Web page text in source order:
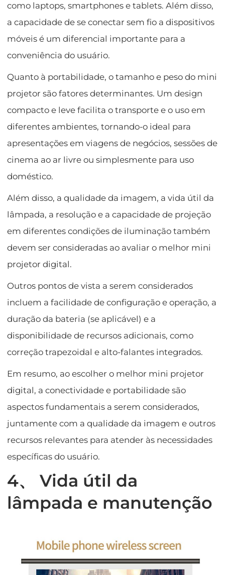
como laptops, smartphones e tablets. Além disso,
a capacidade de se conectar sem fio a dispositivos
móveis é um diferencial importante para a
conveniência do usuário.
Quanto à portabilidade, o tamanho e peso do mini
projetor são fatores determinantes. Um design
compacto e leve facilita o transporte e o uso em
diferentes ambientes, tornando-o ideal para
apresentações em viagens de negócios, sessões de
cinema ao ar livre ou simplesmente para uso
doméstico.
Além disso, a qualidade da imagem, a vida útil da
lâmpada, a resolução e a capacidade de projeção
em diferentes condições de iluminação também
devem ser consideradas ao avaliar o melhor mini
projetor digital.
Outros pontos de vista a serem considerados
incluem a facilidade de configuração e operação, a
duração da bateria (se aplicável) e a
disponibilidade de recursos adicionais, como
correção trapezoidal e alto-falantes integrados.
Em resumo, ao escolher o melhor mini projetor
digital, a conectividade e portabilidade são
aspectos fundamentais a serem considerados,
juntamente com a qualidade da imagem e outros
recursos relevantes para atender às necessidades
específicas do usuário.
4、 Vida útil da
lâmpada e manutenção